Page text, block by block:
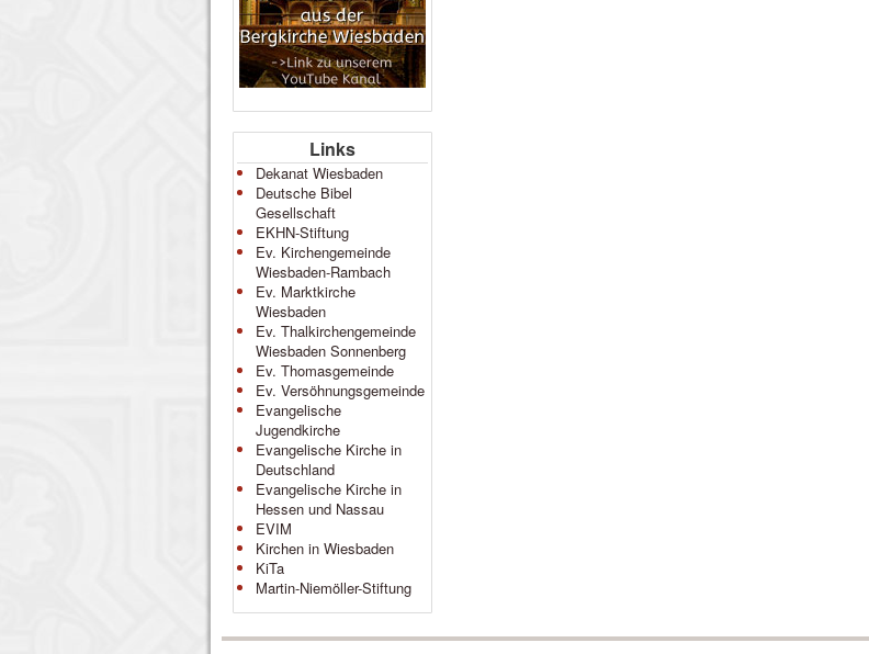
Links
Dekanat Wiesbaden
Deutsche Bibel
Gesellschaft
EKHN-Stiftung
Ev. Kirchengemeinde
Wiesbaden-Rambach
Ev. Marktkirche
Wiesbaden
Ev. Thalkirchengemeinde
Wiesbaden Sonnenberg
Ev. Thomasgemeinde
Ev. Versöhnungsgemeinde
Evangelische
Jugendkirche
Evangelische Kirche in
Deutschland
Evangelische Kirche in
Hessen und Nassau
EVIM
Kirchen in Wiesbaden
KiTa
Martin-Niemöller-Stiftung